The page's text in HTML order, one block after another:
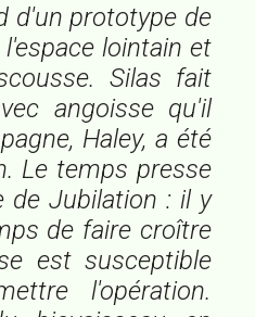
d'un prototype de
lointain et
Silas fait
angoisse qu'il
Haley, a été
Le temps presse
de Jubilation : il y
de faire croître
est susceptible
l'opération.